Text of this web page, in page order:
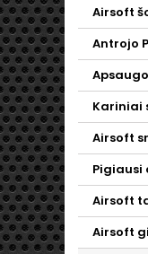
Airsoft
Antrojo
Kariniai
Airsoft
Airsoft
Airsoft